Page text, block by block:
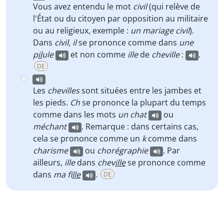
Vous avez entendu le mot civil(qui relève de
l'État ou du citoyen par opposition au militaire
ou au religieux, exemple : un mariage civil).
Dans civil, ilse prononce comme dans une
pilule et non comme illede cheville: .
DE
Les chevillessont situées entre les jambes et
les pieds. Chse prononce la plupart du temps
comme dans les mots un chat
ou
méchant
. Remarque : dans certains cas,
cela se prononce comme un kcomme dans
charisme
ou chorégraphie
. Par
ailleurs, illedans chevillese prononce comme
dans ma fille . DE